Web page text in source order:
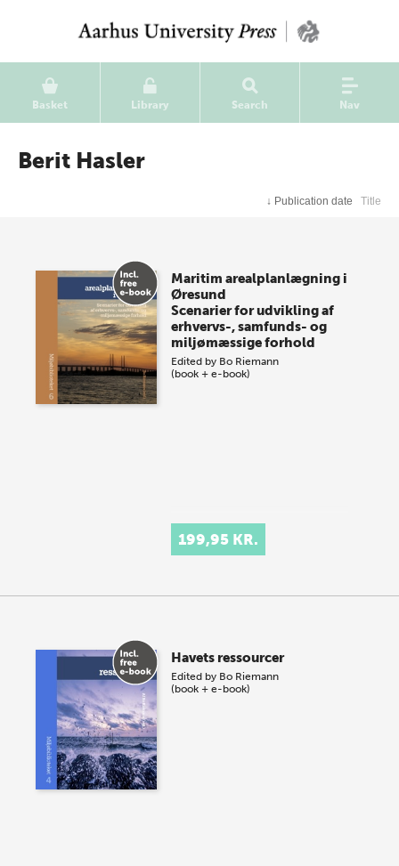
Basket Library Search Nav
Berit Hasler
↓ Publication date Title
Maritim arealplanlægning i
Øresund
Scenarier for udvikling af
erhvervs-, samfunds- og
miljømæssige forhold
Edited by Bo Riemann
(book + e-book)
199,95 KR.
Havets ressourcer
Edited by Bo Riemann
(book + e-book)